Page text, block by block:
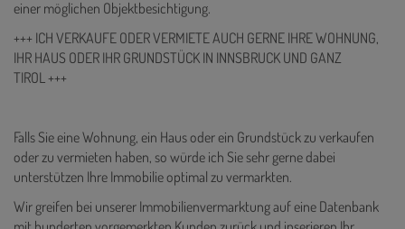
einer möglichen Objektbesichtigung.
+++ ICH VERKAUFE ODER VERMIETE AUCH GERNE IHRE WOHNUNG,
IHR HAUS ODER IHR GRUNDSTÜCK IN INNSBRUCK UND GANZ
TIROL +++
Falls Sie eine Wohnung, ein Haus oder ein Grundstück zu verkaufen
oder zu vermieten haben, so würde ich Sie sehr gerne dabei
unterstützen Ihre Immobilie optimal zu vermarkten.
Wir greifen bei unserer Immobilienvermarktung auf eine Datenbank